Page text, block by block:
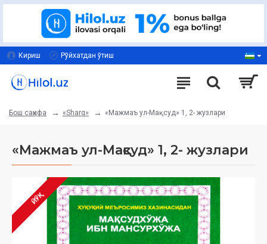
Кириш Рўйхатдан ўтиш
Бош саҳифа «Sharq» «Мажмаъ ул-Мақсуд» 1, 2- жузлари
«Мажмаъ ул-Мақсуд» 1, 2- жузлари
ЙЎҚ